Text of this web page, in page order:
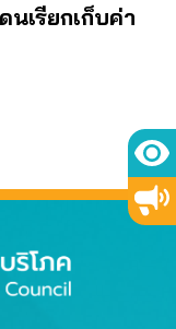
เรียกเก็บค่า